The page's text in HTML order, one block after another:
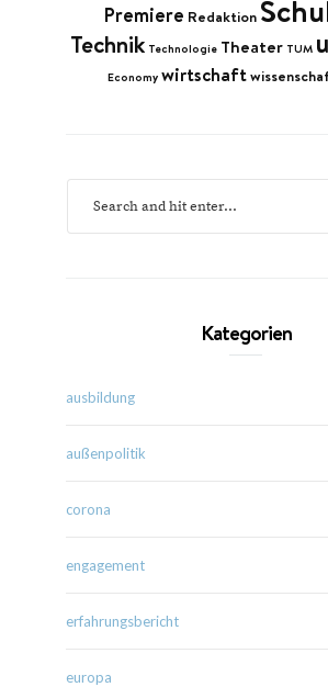
Premiere Redaktion
Technik Technologie Theater TUM
Economy wirtschaft
Kategorien
ausbildung
außenpolitik
corona
engagement
erfahrungsbericht
europa